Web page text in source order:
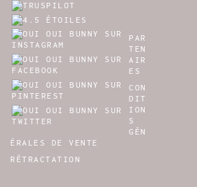
PAR
TEN
AIR
ES
CON
DIT
ION
S
GÉN
ÉRALES DE VENTE
RÉTRACTATION